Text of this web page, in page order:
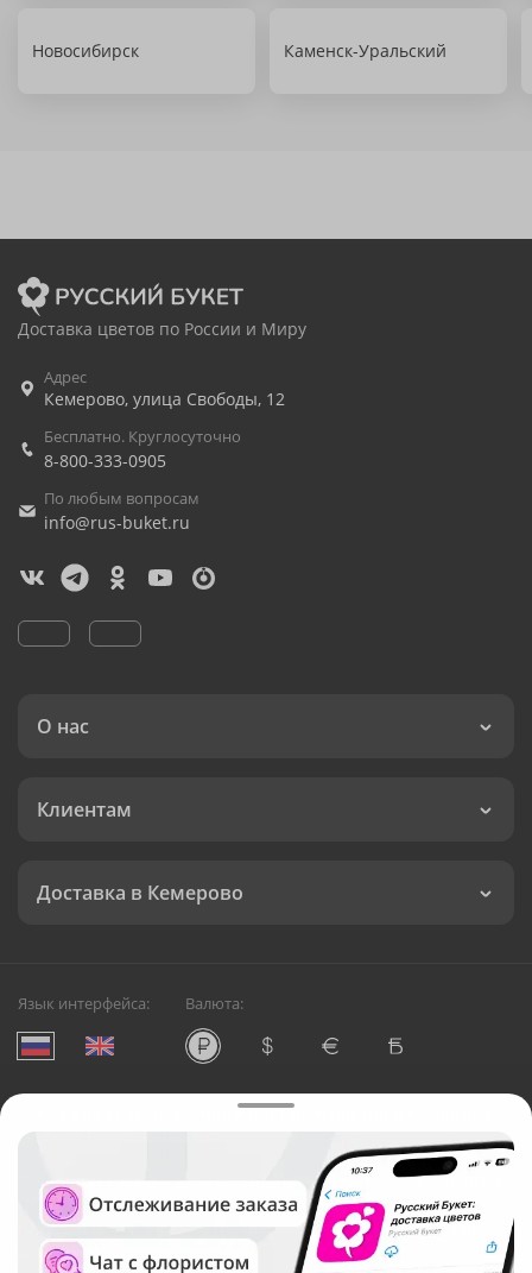
Новосибирск Каменск-Уральский
Доставка цветов по России и Миру
Адрес
Кемерово, улица Свободы, 12
Бесплатно. Круглосуточно
8-800-333-0905
По любым вопросам
info@rus-buket.ru
О нас
Клиентам
Доставка в Кемерово
Язык интерфейса: Валюта:
Служба круглосуточной доставки цветов в Кемерово
Русский Букет, 2026
Общество с ограниченной ответственностью «Технология»
ОГРН: 1195476081745, ИНН: 5410081997
Юридический адрес: г. Новосибирск, ул. Ипподромская,
д.42, оф. 3